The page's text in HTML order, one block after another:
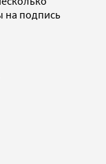
на подпись